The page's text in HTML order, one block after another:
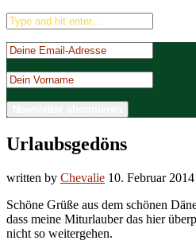
Urlaubsgedöns
written by Chevalie 10. Februar 2014
Schöne Grüße aus dem schönen
dass meine Miturlauber das hier
nicht so weitergehen.